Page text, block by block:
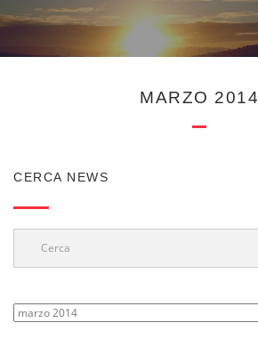
MARZO 2014
CERCA NEWS